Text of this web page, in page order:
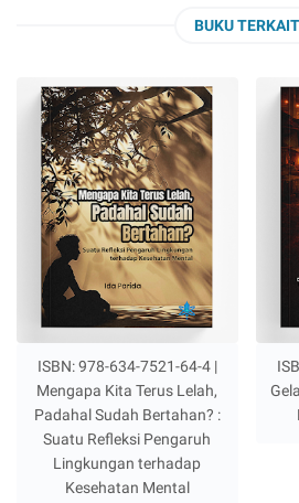
BUKU TERKAIT
ISBN: 978-634-7521-64-4 |
Mengapa Kita Terus Lelah,
Padahal Sudah Bertahan? :
Suatu Refleksi Pengaruh
Lingkungan terhadap
Kesehatan Mental